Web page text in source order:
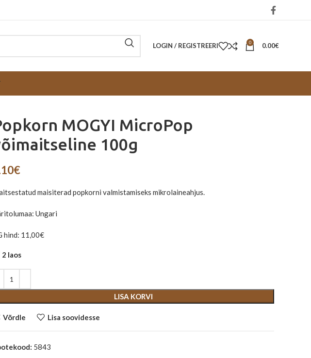
LOGIN / REGISTREERI 0 0.00€
MOGYI MicroPop
100g
€
maisiterad popkorni valmistamiseks mikrolaineahjus.
Ungari
hind: 11,00€
2 laos
LISA KORVI
Võrdle Lisa soovidesse
5843